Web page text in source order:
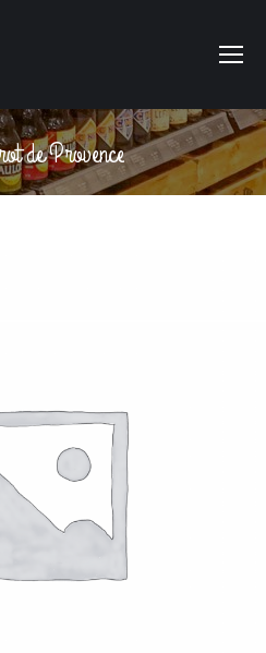
de Provence
Vous êtes ici :